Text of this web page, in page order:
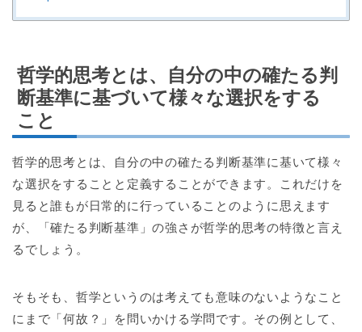
哲学的思考とは、自分の中の確たる判
断基準に基づいて様々な選択をする
こと
哲学的思考とは、自分の中の確たる判断基準に基いて様々
な選択をすることと定義することができます。これだけを
見ると誰もが日常的に行っていることのように思えます
が、「確たる判断基準」の強さが哲学的思考の特徴と言え
るでしょう。
そもそも、哲学というのは考えても意味のないようなこと
にまで「何故？」を問いかける学問です。その例として、